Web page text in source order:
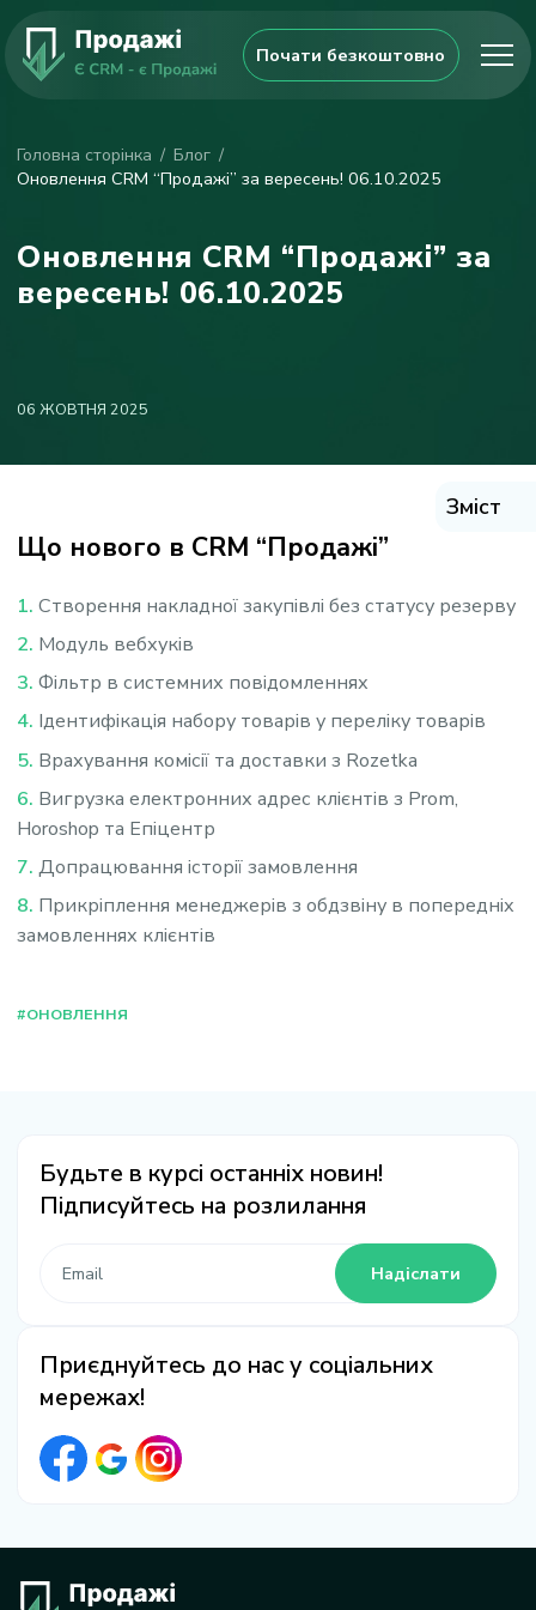
Почати безкоштовно
Головна сторінка
Блог
Оновлення CRM “Продажі” за вересень! 06.10.2025
Оновлення CRM “Продажі” за
вересень! 06.10.2025
06 ЖОВТНЯ 2025
Що нового в CRM “Продажі”
Створення накладної закупівлі без статусу резерву
Модуль вебхуків
Фільтр в системних повідомленнях
Ідентифікація набору товарів у переліку товарів
Врахування комісії та доставки з Rozetka
Вигрузка електронних адрес клієнтів з Prom,
Horoshop та Епіцентр
Допрацювання історії замовлення
Прикріплення менеджерів з обдзвіну в попередніх
замовленнях клієнтів
#ОНОВЛЕННЯ
Зміст
Будьте в курсі останніх новин!
Підписуйтесь на розлилання
Надіслати
Приєднуйтесь до нас у соціальних
мережах!